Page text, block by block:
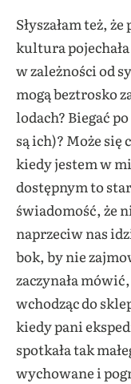
Słyszałam też,
kultura
w zależności od
mogą beztrosko
lodach? Biegać
są ich)? Może
kiedy jestem w
dostępnym to
świadomość, że
naprzeciw nas
bok, by nie
zaczynała
wchodząc do
kiedy pani
spotkała tak
wychowane i